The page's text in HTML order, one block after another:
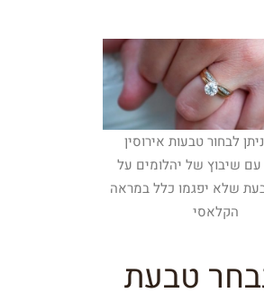
לבחור טבעות אירוסין
שיבוץ של יהלומים על
שלא יפגמו כלל במראה
הקלאסי
טבעת